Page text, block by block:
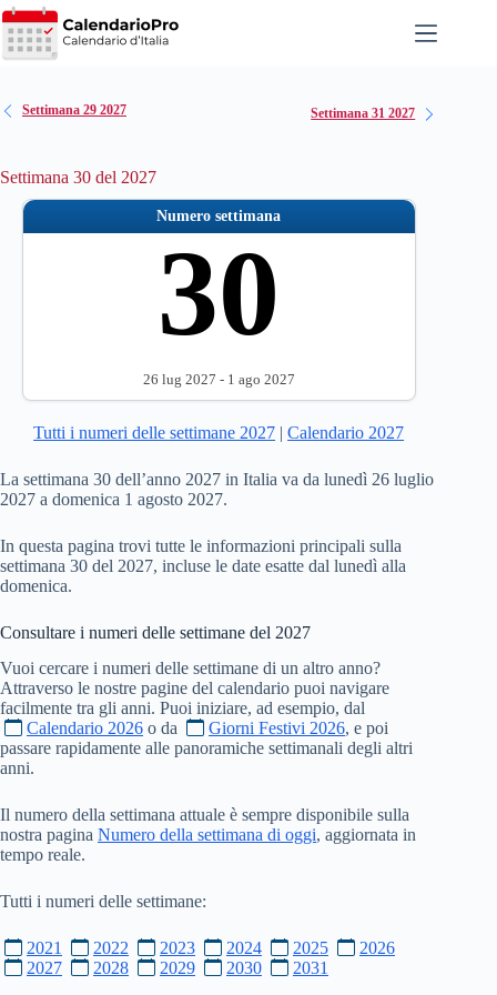
Salta
al
contenuto
Settimana 29 2027 Settimana 31 2027
Settimana 30 del 2027
Numero settimana
30
26 lug 2027 - 1 ago 2027
Tutti i numeri delle settimane 2027 |Calendario 2027
La settimana 30 dell’anno 2027 in Italia va da lunedì 26 luglio
2027 a domenica 1 agosto 2027.
In questa pagina trovi tutte le informazioni principali sulla
settimana 30 del 2027, incluse le date esatte dal lunedì alla
domenica.
Consultare i numeri delle settimane del 2027
Vuoi cercare i numeri delle settimane di un altro anno?
Attraverso le nostre pagine del calendario puoi navigare
facilmente tra gli anni. Puoi iniziare, ad esempio, dal
Calendario 2026 o da Giorni Festivi 2026, e poi
passare rapidamente alle panoramiche settimanali degli altri
anni.
Il numero della settimana attuale è sempre disponibile sulla
nostra pagina Numero della settimana di oggi, aggiornata in
tempo reale.
Tutti i numeri delle settimane:
2021 2022 2023 2024 2025
2026
2027
2028 2029 2030 2031